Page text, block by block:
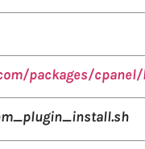
packages/